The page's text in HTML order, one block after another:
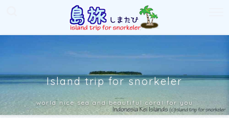
Island trip for snorkeler
world nice sea and beautiful coral for you